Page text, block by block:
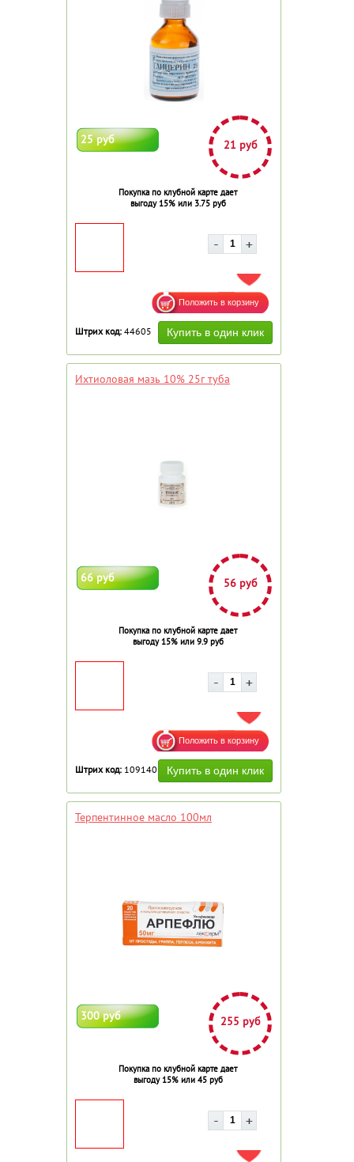
25 руб 21 руб
Покупка по клубной карте дает
выгоду 15% или 3.75 руб
ДОБАВИТЬ В ИЗБРАННОЕ
Штрих код: 44605
Ихтиоловая мазь 10% 25г туба
66 руб 56 руб
Покупка по клубной карте дает
выгоду 15% или 9.9 руб
ДОБАВИТЬ В ИЗБРАННОЕ
Штрих код: 109140
Терпентинное масло 100мл
300 руб 255 руб
Покупка по клубной карте дает
выгоду 15% или 45 руб
ДОБАВИТЬ В ИЗБРАННОЕ